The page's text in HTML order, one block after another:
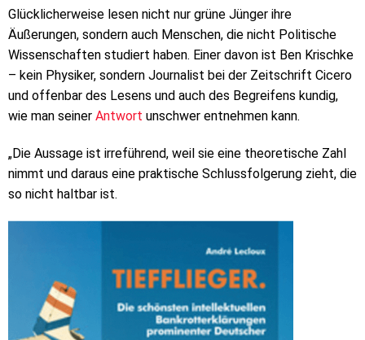
Glücklicherweise lesen nicht nur grüne Jünger ihre
Äußerungen, sondern auch Menschen, die nicht Politische
Wissenschaften studiert haben. Einer davon ist Ben Krischke
– kein Physiker, sondern Journalist bei der Zeitschrift Cicero
und offenbar des Lesens und auch des Begreifens kundig,
wie man seiner Antwort unschwer entnehmen kann.
„Die Aussage ist irreführend, weil sie eine theoretische Zahl
nimmt und daraus eine praktische Schlussfolgerung zieht, die
so nicht haltbar ist.